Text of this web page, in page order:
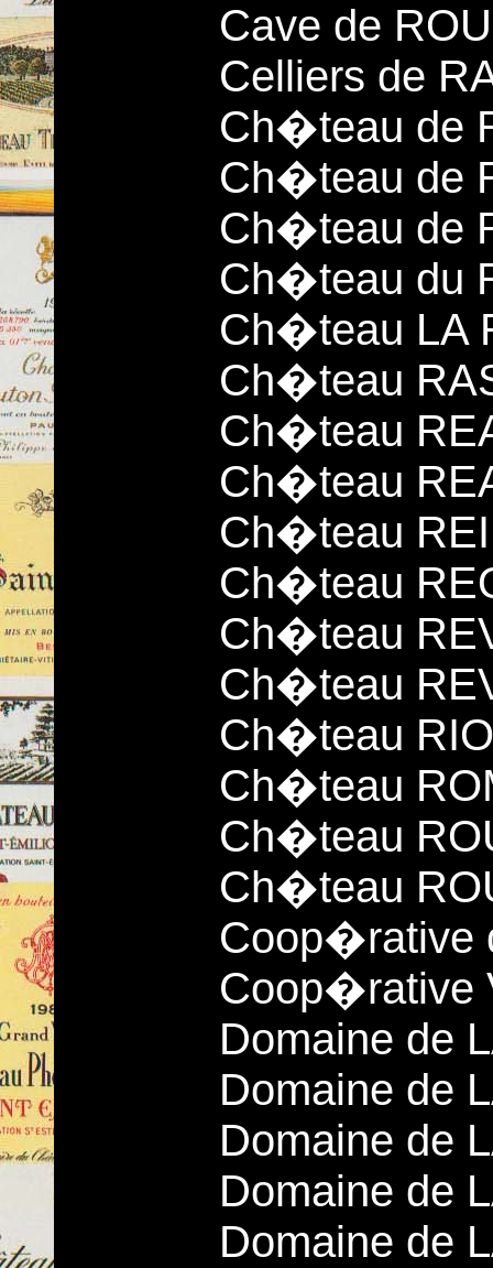
Cave de
Celliers de
Ch�teau de
Ch�teau de
Ch�teau de
Ch�teau du
Ch�teau LA
Ch�teau
Ch�teau
Ch�teau
Ch�teau
Ch�teau
Ch�teau
Ch�teau
Ch�teau
Ch�teau
Ch�teau
Ch�teau
Coop�rative
Coop�rative
Domaine de
Domaine de
Domaine de
Domaine de
Domaine de